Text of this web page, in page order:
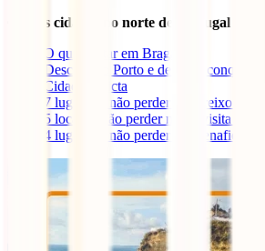
Outras cidades no norte de Portugal a
O que visitar em Braga
Descobre o Porto e deixa-te
Cidade Invicta
7 lugares a não perder em Freixo de
5 locais a não perder numa visita a Fafe
4 lugares a não perder em Penafiel